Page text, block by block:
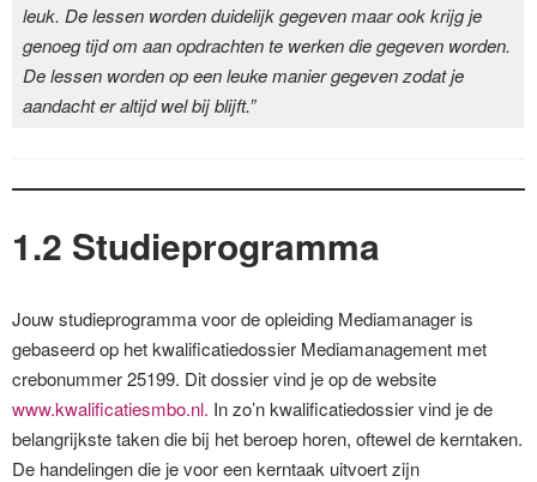
leuk. De lessen worden duidelijk gegeven maar ook krijg je
genoeg tijd om aan opdrachten te werken die gegeven worden.
De lessen worden op een leuke manier gegeven zodat je
aandacht er altijd wel bij blijft.”
1.2 Studieprogramma
Jouw studieprogramma voor de opleiding Mediamanager is
gebaseerd op het kwalificatiedossier Mediamanagement met
crebonummer 25199. Dit dossier vind je op de website
www.kwalificatiesmbo.nl. In zo’n kwalificatiedossier vind je de
belangrijkste taken die bij het beroep horen, oftewel de kerntaken.
De handelingen die je voor een kerntaak uitvoert zijn